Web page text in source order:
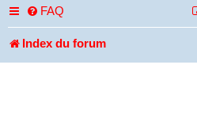
FAQ
Index du forum